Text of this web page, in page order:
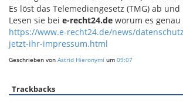
Es löst das Telemediengesetz (TMG) ab
Lesen sie bei e-recht24.de worum es
https://www.e-recht24.de/news/
jetzt-ihr-impressum.html
Geschrieben von Astrid Hieronymi um 09:07
Trackbacks